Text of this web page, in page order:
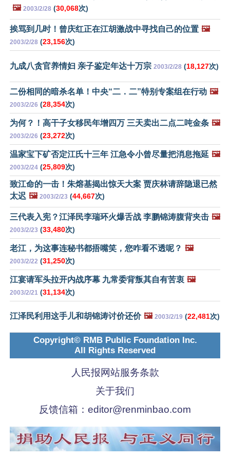
🖼️ 2003/2/28 (30,068次)
挨骂到几时！曾庆红正在江胡激战中寻找自己的位置 🖼️
2003/2/28 (23,156次)
九成八贪官养情妇 亲子鉴定年达十万宗 2003/2/28 (18,127次)
二份相同的暗杀名单！中央“二．二”特别专案组在行动 🖼️
2003/2/26 (28,354次)
为何？！高干子女移民年增四万 三天卖出二点二吨金条 🖼️
2003/2/26 (23,272次)
温家宝下矿否定江氏十三年 江急令小曾尽量把消息拖延 🖼️
2003/2/24 (25,809次)
致江命的一击！朱熔基揭出惊天大案 贾庆林请辞隐退已然
太迟 🖼️ 2003/2/23 (44,667次)
三代表入宪？江泽民李瑞环火爆舌战 李鹏锦涛腹背夹击 🖼️
2003/2/23 (33,480次)
老江，为这事连秘书都捂嘴笑，您咋看不透呢？ 🖼️
2003/2/22 (31,250次)
江宴请军头拉开内战序幕 九常委背叛其自有苦衷 🖼️
2003/2/21 (31,134次)
江泽民利用这手儿和胡锦涛讨价还价 🖼️ 2003/2/19 (22,481次)
Copyright© RMB Public Foundation Inc.
All Rights Reserved
人民报网站服务条款
关于我们
反馈信箱： editor@renminbao.com